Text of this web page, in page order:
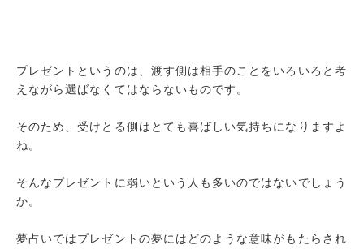
プレゼントというのは、渡す側は相手のことをいろいろと考
えながら選ばなくてはならないものです。
そのため、受けとる側はとても喜ばしい気持ちになりますよ
ね。
そんなプレゼントに弱いという人も多いのではないでしょう
か。
夢占いではプレゼントの夢にはどのような意味がもたらされ